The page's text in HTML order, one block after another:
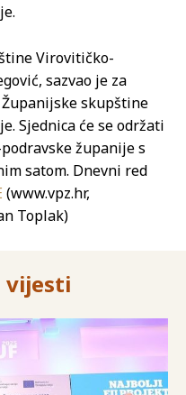
Virovitičko-
sazvao je za
skupštine
Sjednica će se održati
županije s
satom. Dnevni red
(www.vpz.hr,
Toplak)
vijesti